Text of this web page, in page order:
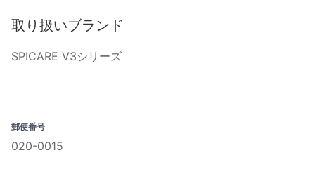
取り扱いブランド
SPICARE V3シリーズ
郵便番号
020-0015